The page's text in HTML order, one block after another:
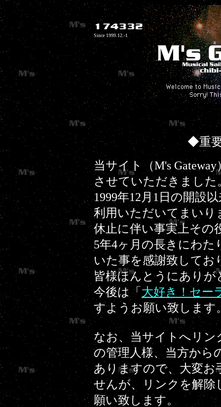
Since 1999.12.-1
◆重
当サイト（M's
させていただきました
1999年12月1日の開設
利用いただいてまい
休止に伴い事実上その
5年4ヶ月の長きにわた
いた事を感謝致してお
皆様ほんとうにあり
今後は「 大好き！セー
すようお願い致します
なお、当サイトへリ
の管理人様、当方から
ありますので、大変お
せんが、リンクを解
願い致します。